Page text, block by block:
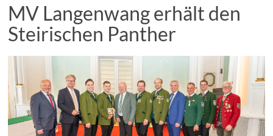
MV Langenwang erhält den
Steirischen Panther